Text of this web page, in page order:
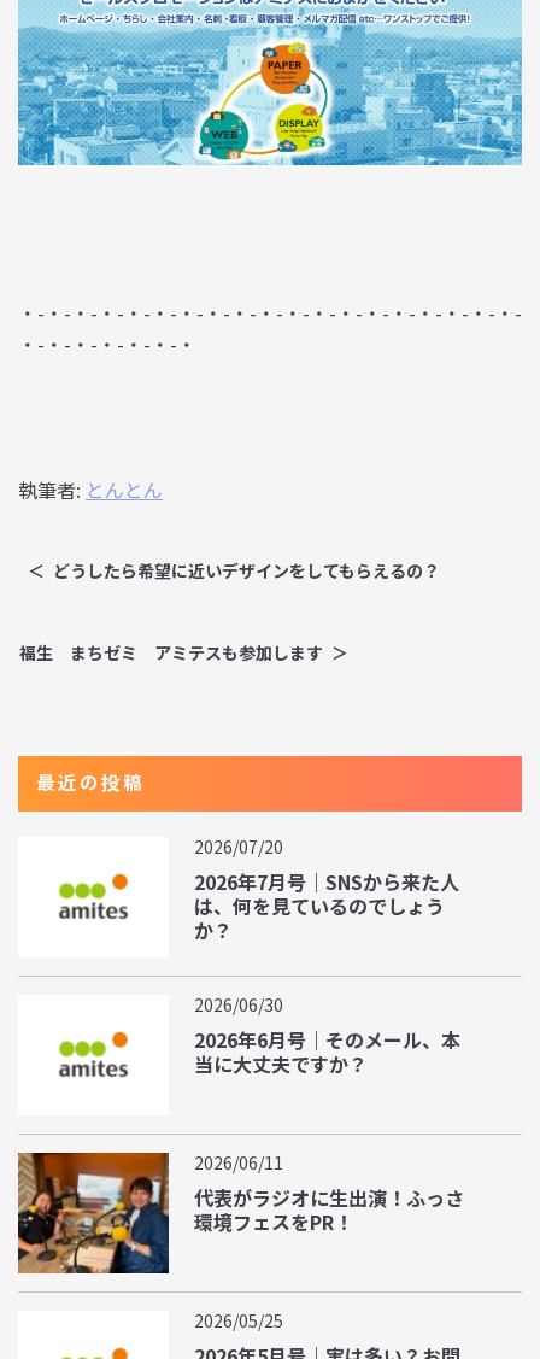
・-・-・-・-・-・-・-・-・-・-・-・-・-・-・-・-・-・-・-
・-・-・-・-・-・-・
執筆者: とんとん
どうしたら希望に近いデザインをしてもらえるの？
福生 まちゼミ アミテスも参加します
最近の投稿
2026/07/20
2026年7月号｜SNSから来た人
は、何を見ているのでしょう
か？
2026/06/30
2026年6月号｜そのメール、本
当に大丈夫ですか？
2026/06/11
代表がラジオに生出演！ふっさ
環境フェスをPR！
2026/05/25